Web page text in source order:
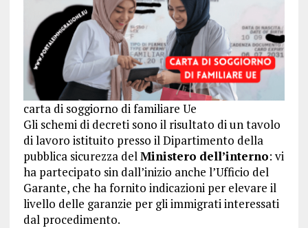
carta di soggiorno di familiare Ue
Gli schemi di decreti sono il risultato di un tavolo
di lavoro istituito presso il Dipartimento della
pubblica sicurezza delMinistero dell’interno: vi
ha partecipato sin dall’inizio anche l’Ufficio del
Garante, che ha fornito indicazioni per elevare il
livello delle garanzie per gli immigrati interessati
dal procedimento.